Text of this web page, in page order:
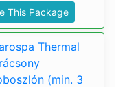
This Package
Thermal
(min. 3